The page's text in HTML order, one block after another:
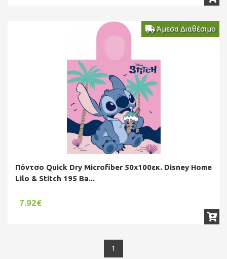
Άμεσα Διαθέσιμο
Πόντσο Quick Dry Microfiber 50x100εκ. Disney Home
Lilo & Stitch 195 Ba...
7.92€
1